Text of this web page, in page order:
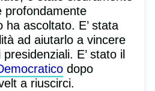
profondamente
ha ascoltato. E’ stata
ad aiutarlo a vincere
E’ stato il
dopo
a riuscirci.